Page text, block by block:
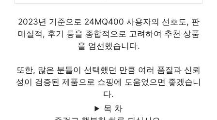
2023년 기준으로 24MQ400 사용자의 선호도, 판
매실적, 후기 등을 종합적으로 고려하여 추천 상품
을 엄선했습니다.
또한, 많은 분들이 선택했던 만큼 여러 품질과 신뢰
성이 검증된 제품으로 쇼핑에 도움었으면 좋겠습니
다.
목 차